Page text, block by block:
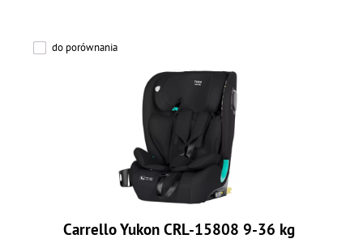
do porównania
Carrello Yukon CRL-15808 9-36 kg